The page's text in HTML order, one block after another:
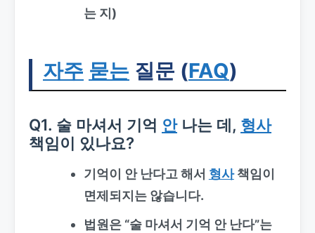
는 지)
자주 묻는 질문 (FAQ)
Q1. 술 마셔서 기억 안나는 데, 형사
책임이 있나요?
기억이 안 난다고 해서 형사책임이
면제되지는 않습니다.
법원은 “술 마셔서 기억 안 난다”는